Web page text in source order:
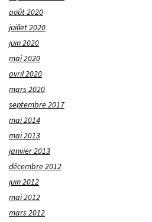
août 2020
juillet 2020
juin 2020
mai 2020
avril 2020
mars 2020
septembre 2017
mai 2014
mai 2013
janvier 2013
décembre 2012
juin 2012
mai 2012
mars 2012